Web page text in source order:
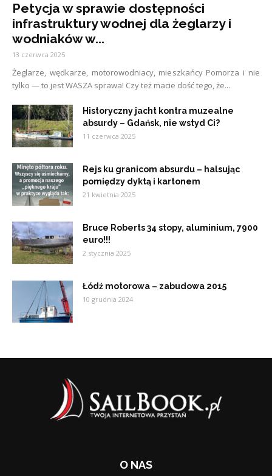
Petycja w sprawie dostępności
infrastruktury wodnej dla żeglarzy i
wodniaków w...
13 czerwca 2025
Żeglarze, wędkarze, motorowodniacy, mieszkańcy Pomorza i nie
tylko — to jest WASZA sprawa! Czy też macie dość tego, że...
Historyczny jacht kontra muzealne
absurdy – Gdańsk, nie wstyd Ci?
11 czerwca 2025
Rejs ku granicom absurdu – halsując
pomiędzy dyktą i kartonem
21 kwietnia 2025
Bruce Roberts 34 stopy, aluminium, 7900
euro!!!
2 stycznia 2025
Łódź motorowa – zabudowa 2015
10 grudnia 2024
O NAS